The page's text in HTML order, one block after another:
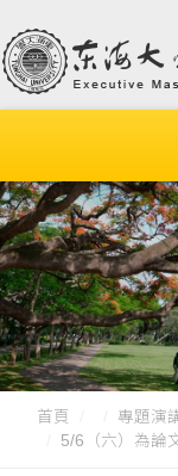
首頁
專題演
5/6（六）為論